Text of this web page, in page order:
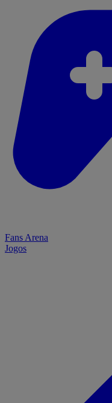
Fans Arena
Jogos